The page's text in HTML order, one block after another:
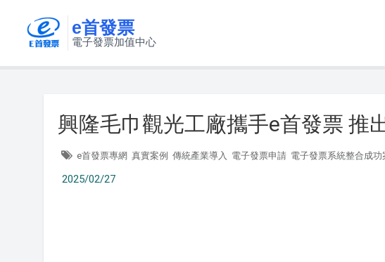
e首發票
電子發票加值中心
興隆毛巾觀光工廠攜手e首發票 推
e首發票專網 真實案例 傳統產業導入 電子發票申請 電子發票系統整合成功
2025/02/27